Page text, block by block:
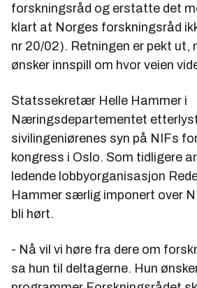
forskningsråd og erstatte det
klart at Norges forskningsråd
nr 20/02). Retningen er pekt ut,
ønsker innspill om hvor veien
Statssekretær Helle Hammer i
Næringsdepartementet
sivilingeniørenes syn på NIFs
kongress i Oslo. Som tidligere
ledende lobbyorganisasjon
Hammer særlig imponert over
bli hørt.
- Nå vil vi høre fra dere om
sa hun til deltagerne. Hun